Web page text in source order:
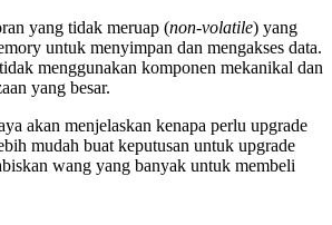
yang tidak meruap (non-volatile) yang
untuk menyimpan dan mengakses data.
menggunakan komponen mekanikal dan
yang besar.
akan menjelaskan kenapa perlu upgrade
mudah buat keputusan untuk upgrade
wang yang banyak untuk membeli